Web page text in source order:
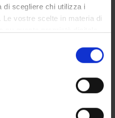
di scegliere chi utilizza i
vostre scelte in materia di
consenso in qualsiasi
sui cookie o facendo clic
sulla tua posizione